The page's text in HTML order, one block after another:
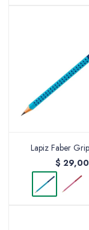
Lapiz Faber
$ 29,00